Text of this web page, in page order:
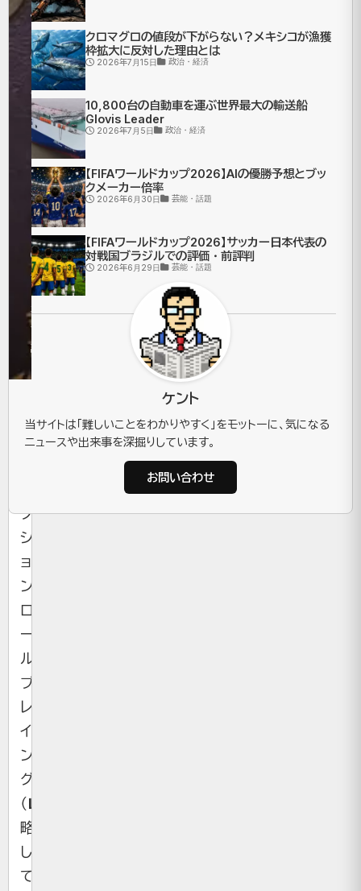
体
験
型
リ
ア
ル
RPG
2024
年6月17
日
芸
能・
話題
ラ
イ
ク
シ
ョ
ン
ロ
ー
ル
プ
レ
イ
ン
グ
（L
略
し
て
クロマグロの値段が下がらない？メキシコが漁獲
枠拡大に反対した理由とは
2026年7月15日 政治・経済
10,800台の自動車を運ぶ世界最大の輸送船
Glovis Leader
2026年7月5日 政治・経済
【FIFAワールドカップ2026】AIの優勝予想とブッ
クメーカー倍率
2026年6月30日 芸能・話題
【FIFAワールドカップ2026】サッカー日本代表の
対戦国ブラジルでの評価・前評判
2026年6月29日 芸能・話題
ケント
当サイトは「難しいことをわかりやすく」をモットーに、気になる
ニュースや出来事を深掘りしています。
お問い合わせ